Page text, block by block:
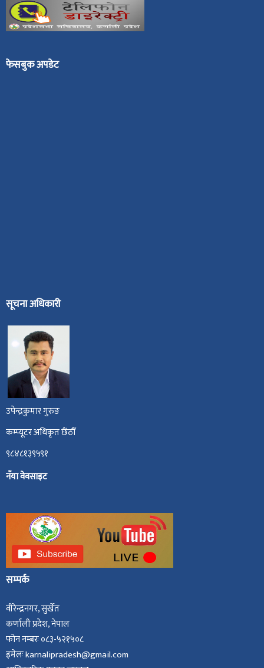
फेसबुक अपडेट
सूचना अधिकारी
उपेन्द्रकुमार गुरुङ
कम्प्यूटर अधिकृत छैंठौँ
९८४८१३९५९१
नँया वेवसाइट
सम्पर्क
वीरेन्द्रनगर, सुर्खेत
कर्णाली प्रदेश, नेपाल
फोन नम्बरः ०८३-५२१५०८
इमेलः karnalipradesh@gmail.com